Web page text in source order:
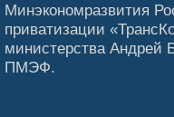
Минэкономразвития
приватизации
министерства Андрей
ПМЭФ.